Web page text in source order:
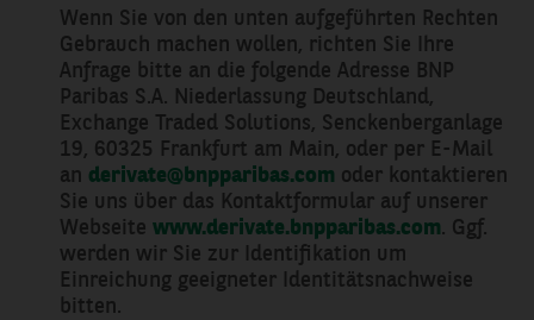
Wenn Sie von den unten aufgeführten Rechten
Gebrauch machen wollen, richten Sie Ihre
Anfrage bitte an die folgende Adresse BNP
Paribas S.A. Niederlassung Deutschland,
Exchange Traded Solutions, Senckenberganlage
19, 60325 Frankfurt am Main, oder per E-Mail
an derivate@bnpparibas.com oder kontaktieren
Sie uns über das Kontaktformular auf unserer
Webseite www.derivate.bnpparibas.com. Ggf.
werden wir Sie zur Identifikation um
Einreichung geeigneter Identitätsnachweise
bitten.